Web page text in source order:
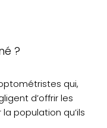
?
qui,
d’offrir les
population qu’ils